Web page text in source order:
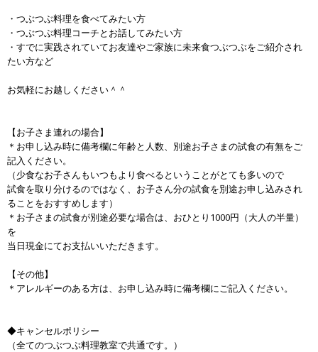
・つぶつぶ料理を食べてみたい方
・つぶつぶ料理コーチとお話してみたい方
・すでに実践されていてお友達やご家族に未来食つぶつぶをご紹介され
たい方など
お気軽にお越しください＾＾
【お子さま連れの場合】
＊お申し込み時に備考欄に年齢と人数、別途お子さまの試食の有無をご
記入ください。
（少食なお子さんもいつもより食べるということがとても多いので
試食を取り分けるのではなく、お子さん分の試食を別途お申し込みされ
ることをおすすめします）
＊お子さまの試食が別途必要な場合は、おひとり1000円（大人の半量）
を
当日現金にてお支払いいただきます。
【その他】
＊アレルギーのある方は、お申し込み時に備考欄にご記入ください。
◆キャンセルポリシー
（全てのつぶつぶ料理教室で共通です。）